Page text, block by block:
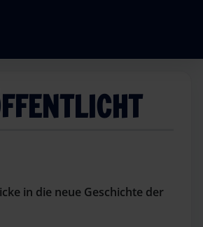
in die neue Geschichte der